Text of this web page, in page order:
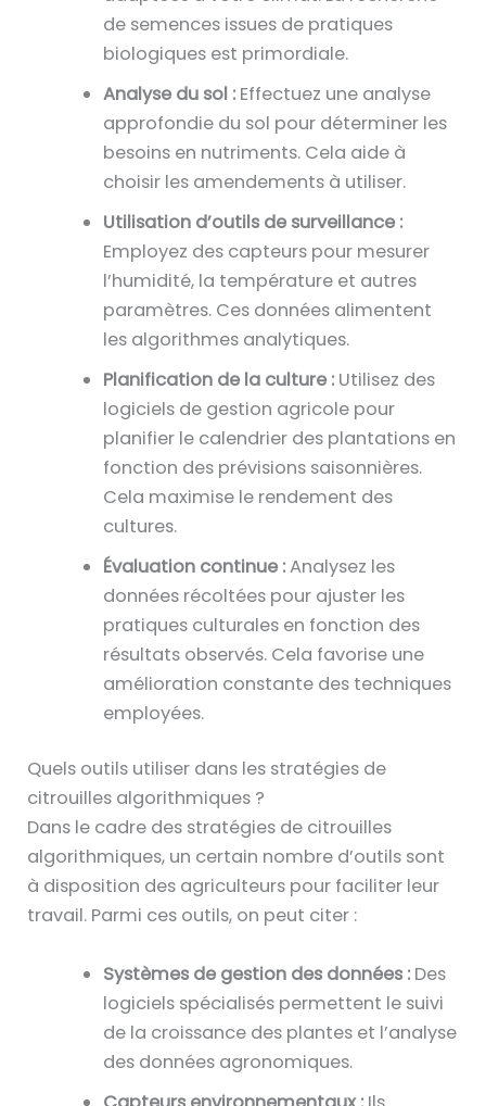
de semences issues de pratiques
biologiques est primordiale.
Analyse du sol :Effectuez une analyse
approfondie du sol pour déterminer les
besoins en nutriments. Cela aide à
choisir les amendements à utiliser.
Utilisation d’outils de surveillance :
Employez des capteurs pour mesurer
l’humidité, la température et autres
paramètres. Ces données alimentent
les algorithmes analytiques.
Planification de la culture :Utilisez des
logiciels de gestion agricole pour
planifier le calendrier des plantations en
fonction des prévisions saisonnières.
Cela maximise le rendement des
cultures.
Évaluation continue :Analysez les
données récoltées pour ajuster les
pratiques culturales en fonction des
résultats observés. Cela favorise une
amélioration constante des techniques
employées.
Quels outils utiliser dans les stratégies de
citrouilles algorithmiques ?
Dans le cadre des stratégies de citrouilles
algorithmiques, un certain nombre d’outils sont
à disposition des agriculteurs pour faciliter leur
travail. Parmi ces outils, on peut citer :
Systèmes de gestion des données :Des
logiciels spécialisés permettent le suivi
de la croissance des plantes et l’analyse
des données agronomiques.